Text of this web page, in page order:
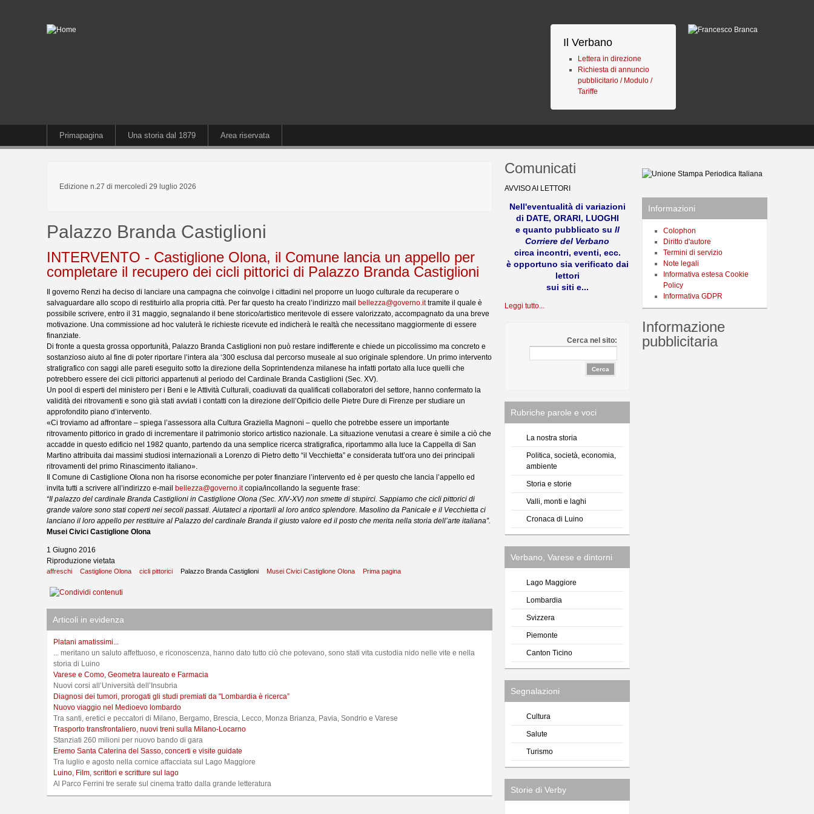
Il Verbano
Lettera in direzione
Richiesta di annuncio
pubblicitario / Modulo /
Tariffe
Primapagina Una storia dal 1879 Area riservata
Informazioni
Colophon
Diritto d'autore
Termini di servizio
Note legali
Informativa estesa Cookie
Policy
Informativa GDPR
Informazione
pubblicitaria
Edizione n.27 di mercoledì 29 luglio 2026
Palazzo Branda Castiglioni
INTERVENTO - Castiglione Olona, il Comune lancia un appello per
completare il recupero dei cicli pittorici di Palazzo Branda Castiglioni
Il governo Renzi ha deciso di lanciare una campagna che coinvolge i cittadini nel proporre un luogo culturale da recuperare o
salvaguardare allo scopo di restituirlo alla propria città. Per far questo ha creato l’indirizzo mail bellezza@governo.ittramite il quale è
possibile scrivere, entro il 31 maggio, segnalando il bene storico/artistico meritevole di essere valorizzato, accompagnato da una breve
motivazione. Una commissione ad hoc valuterà le richieste ricevute ed indicherà le realtà che necessitano maggiormente di essere
finanziate.
Di fronte a questa grossa opportunità, Palazzo Branda Castiglioni non può restare indifferente e chiede un piccolissimo ma concreto e
sostanzioso aiuto al fine di poter riportare l’intera ala ‘300 esclusa dal percorso museale al suo originale splendore. Un primo intervento
stratigrafico con saggi alle pareti eseguito sotto la direzione della Soprintendenza milanese ha infatti portato alla luce quelli che
potrebbero essere dei cicli pittorici appartenuti al periodo del Cardinale Branda Castiglioni (Sec. XV).
Un pool di esperti del ministero per i Beni e le Attività Culturali, coadiuvati da qualificati collaboratori del settore, hanno confermato la
validità dei ritrovamenti e sono già stati avviati i contatti con la direzione dell’Opificio delle Pietre Dure di Firenze per studiare un
approfondito piano d’intervento.
«Ci troviamo ad affrontare – spiega l’assessora alla Cultura Graziella Magnoni – quello che potrebbe essere un importante
ritrovamento pittorico in grado di incrementare il patrimonio storico artistico nazionale. La situazione venutasi a creare è simile a ciò che
accadde in questo edificio nel 1982 quanto, partendo da una semplice ricerca stratigrafica, riportammo alla luce la Cappella di San
Martino attribuita dai massimi studiosi internazionali a Lorenzo di Pietro detto “il Vecchietta” e considerata tutt’ora uno dei principali
ritrovamenti del primo Rinascimento italiano».
Il Comune di Castiglione Olona non ha risorse economiche per poter finanziare l’intervento ed è per questo che lancia l’appello ed
invita tutti a scrivere all’indirizzo e-mail bellezza@governo.itcopia/incollando la seguente frase:
“Il palazzo del cardinale Branda Castiglioni in Castiglione Olona (Sec. XIV-XV) non smette di stupirci. Sappiamo che cicli pittorici di
grande valore sono stati coperti nei secoli passati. Aiutateci a riportarli al loro antico splendore. Masolino da Panicale e il Vecchietta ci
lanciano il loro appello per restituire al Palazzo del cardinale Branda il giusto valore ed il posto che merita nella storia dell’arte italiana”.
Musei Civici Castiglione Olona
1 Giugno 2016
Riproduzione vietata
affreschi Castiglione Olona cicli pittorici Palazzo Branda Castiglioni Musei Civici Castiglione Olona Prima pagina
Articoli in evidenza
Platani amatissimi...
... meritano un saluto affettuoso, e riconoscenza, hanno dato tutto ciò che potevano, sono stati vita custodia nido nelle vite e nella
storia di Luino
Varese e Como, Geometra laureato e Farmacia
Nuovi corsi all’Università dell’Insubria
Diagnosi dei tumori, prorogati gli studi premiati da "Lombardia è ricerca”
Nuovo viaggio nel Medioevo lombardo
Tra santi, eretici e peccatori di Milano, Bergamo, Brescia, Lecco, Monza Brianza, Pavia, Sondrio e Varese
Trasporto transfrontaliero, nuovi treni sulla Milano-Locarno
Stanziati 260 milioni per nuovo bando di gara
Eremo Santa Caterina del Sasso, concerti e visite guidate
Tra luglio e agosto nella cornice affacciata sul Lago Maggiore
Luino, Film, scrittori e scritture sul lago
Al Parco Ferrini tre serate sul cinema tratto dalla grande letteratura
Comunicati
AVVISO AI LETTORI
Nell'eventualità di variazioni
di DATE, ORARI, LUOGHI
e quanto pubblicato su Il
Corriere del Verbano
circa incontri, eventi, ecc.
è opportuno sia verificato dai
lettori
sui siti e...
Leggi tutto...
Cerca nel sito:
Rubriche parole e voci
La nostra storia
Politica, società, economia,
ambiente
Storia e storie
Valli, monti e laghi
Cronaca di Luino
Verbano, Varese e dintorni
Lago Maggiore
Lombardia
Svizzera
Piemonte
Canton Ticino
Segnalazioni
Cultura
Salute
Turismo
Storie di Verby